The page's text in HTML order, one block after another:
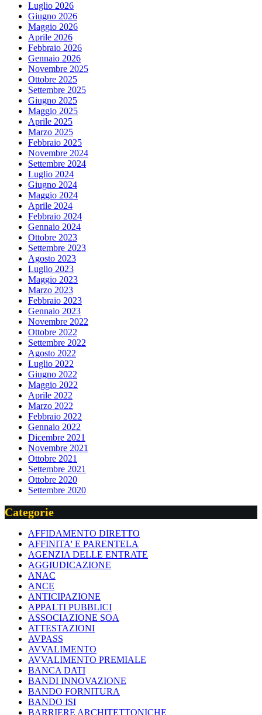
Luglio 2026
Giugno 2026
Maggio 2026
Aprile 2026
Febbraio 2026
Gennaio 2026
Novembre 2025
Ottobre 2025
Settembre 2025
Giugno 2025
Maggio 2025
Aprile 2025
Marzo 2025
Febbraio 2025
Novembre 2024
Settembre 2024
Luglio 2024
Giugno 2024
Maggio 2024
Aprile 2024
Febbraio 2024
Gennaio 2024
Ottobre 2023
Settembre 2023
Agosto 2023
Luglio 2023
Maggio 2023
Marzo 2023
Febbraio 2023
Gennaio 2023
Novembre 2022
Ottobre 2022
Settembre 2022
Agosto 2022
Luglio 2022
Giugno 2022
Maggio 2022
Aprile 2022
Marzo 2022
Febbraio 2022
Gennaio 2022
Dicembre 2021
Novembre 2021
Ottobre 2021
Settembre 2021
Ottobre 2020
Settembre 2020
Categorie
AFFIDAMENTO DIRETTO
AFFINITA' E PARENTELA
AGENZIA DELLE ENTRATE
AGGIUDICAZIONE
ANAC
ANCE
ANTICIPAZIONE
APPALTI PUBBLICI
ASSOCIAZIONE SOA
ATTESTAZIONI
AVPASS
AVVALIMENTO
AVVALIMENTO PREMIALE
BANCA DATI
BANDI INNOVAZIONE
BANDO FORNITURA
BANDO ISI
BARRIERE ARCHITETTONICHE